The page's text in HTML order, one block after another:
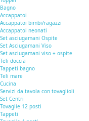
Bagno
Accappatoi
Accappatoi bimbi/ragazzi
Accappatoi neonati
Set asciugamani Ospite
Set Asciugamani Viso
Set asciugamani viso + ospite
Teli doccia
Tappeti bagno
Teli mare
Cucina
Servizi da tavola con tovaglioli
Set Centri
Tovaglie 12 posti
Tappeti